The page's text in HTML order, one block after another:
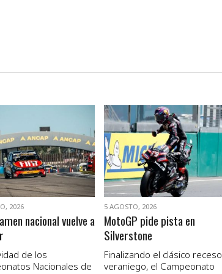
VER NOTA
2026
nacional vuelve a
de los
Nacionales de
VER NOTA
5 AGOSTO, 2026
MotoGP pide pista en
Silverstone
Finalizando el clásico receso
veraniego, el Campeonato